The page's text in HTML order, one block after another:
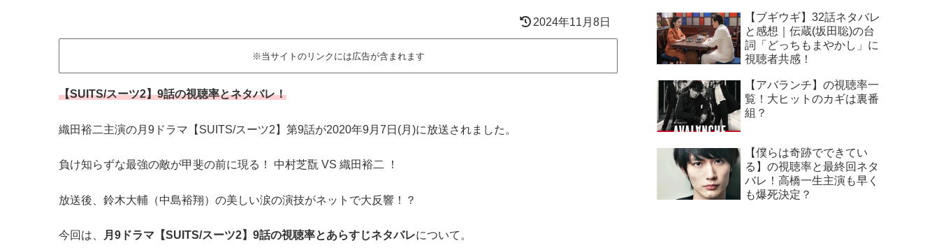
2024年11月8日
※当サイトのリンクには広告が含まれます
【SUITS/スーツ2】9話の視聴率とネタバレ！
織田裕二主演の月9ドラマ【SUITS/スーツ2】第9話が2020年9月7日(月)に放送されました。
負け知らずな最強の敵が甲斐の前に現る！ 中村芝翫 VS 織田裕二 ！
放送後、鈴木大輔（中島裕翔）の美しい涙の演技がネットで大反響！？
今回は、 月9ドラマ【SUITS/スーツ2】9話の視聴率とあらすじネタバレについて。
【ブギウギ】32話ネタバレ
と感想｜伝蔵(坂田聡)の台
詞「どっちもまやかし」に
視聴者共感！
【アバランチ】の視聴率一
覧！大ヒットのカギは裏番
組？
【僕らは奇跡でできてい
る】の視聴率と最終回ネタ
バレ！高橋一生主演も早く
も爆死決定？